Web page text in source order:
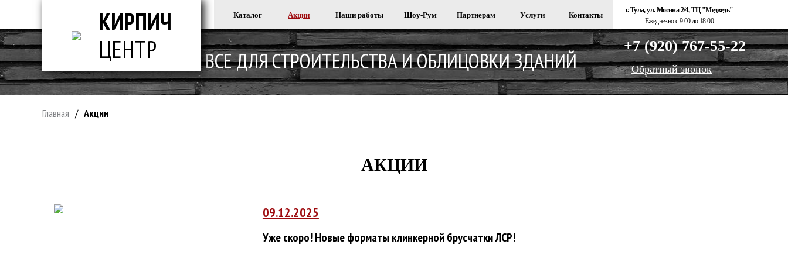
КИРПИЧ
ЦЕНТР
Каталог Акции Наши работы Шоу-Рум Партнерам Услуги Контакты
г. Тула, ул. Мосина 2/4, ТЦ "Медведь"
Ежедневно с 9:00 до 18:00
ВСЕ ДЛЯ СТРОИТЕЛЬСТВА И ОБЛИЦОВКИ ЗДАНИЙ
+7 (920) 767-55-22
Обратный звонок
Главная / Акции
АКЦИИ
09.12.2025
Уже скоро!Новые форматы клинкерной брусчатки ЛСР!